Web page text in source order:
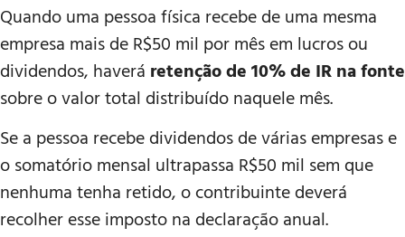
Quando uma pessoa física recebe de uma mesma
empresa mais de R$50 mil por mês em lucros ou
dividendos, haverá retenção de 10% de IR na fonte
sobre o valor total distribuído naquele mês.
Se a pessoa recebe dividendos de várias empresas e
o somatório mensal ultrapassa R$50 mil sem que
nenhuma tenha retido, o contribuinte deverá
recolher esse imposto na declaração anual.